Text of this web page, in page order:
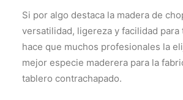
Si por algo destaca la madera de
versatilidad, ligereza y facilidad para
hace que muchos profesionales la
mejor especie maderera para la
tablero contrachapado.